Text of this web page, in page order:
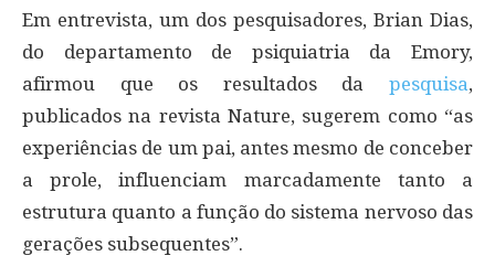
Em entrevista, um dos pesquisadores, Brian Dias,
do departamento de psiquiatria da Emory,
afirmou que os resultados da pesquisa,
publicados na revista Nature, sugerem como “as
experiências de um pai, antes mesmo de conceber
a prole, influenciam marcadamente tanto a
estrutura quanto a função do sistema nervoso das
gerações subsequentes”.